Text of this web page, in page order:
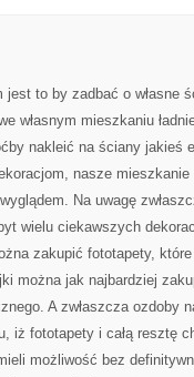
to by zadbać o własne
własnym mieszkaniu
nakleić na ściany jakieś
nasze mieszkanie
Na uwagę
wielu ciekawszych
zakupić fototapety,
można jak najbardziej
A zwłaszcza ozdoby
iż fototapety i całą resztę
możliwość bez